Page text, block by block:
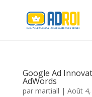
Google Ad
AdWords
par martiall | Août